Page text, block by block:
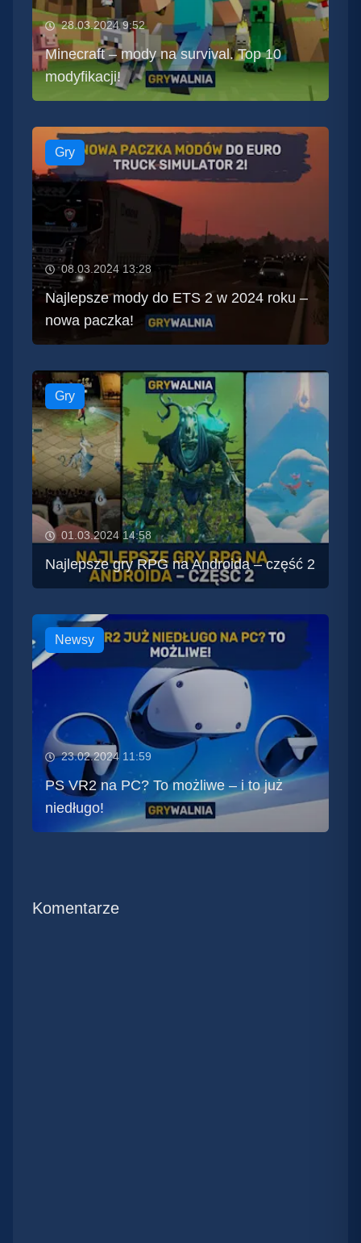
28.03.2024 9:52
Minecraft – mody na survival. Top 10
modyfikacji!
Gry
08.03.2024 13:28
Najlepsze mody do ETS 2 w 2024 roku –
nowa paczka!
Gry
01.03.2024 14:58
Najlepsze gry RPG na Androida – część 2
Newsy
23.02.2024 11:59
PS VR2 na PC? To możliwe – i to już
niedługo!
Komentarze